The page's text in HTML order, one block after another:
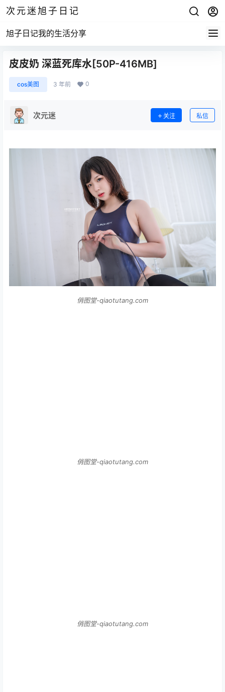
次元迷旭子日记
旭子日记我的生活分享
皮皮奶 深蓝死库水[50P-416MB]
cos美图 3 年前 0
次元迷 关注 私信
俏图堂-qiaotutang.com
俏图堂-qiaotutang.com
俏图堂-qiaotutang.com